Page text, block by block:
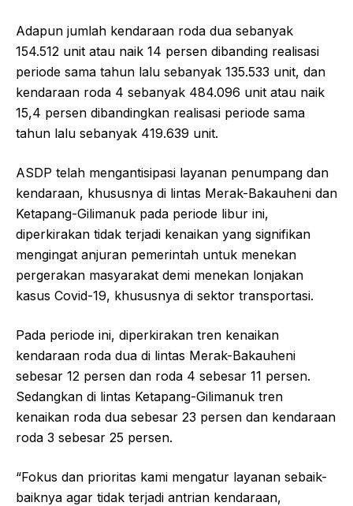
Adapun jumlah kendaraan roda dua sebanyak
154.512 unit atau naik 14 persen dibanding realisasi
periode sama tahun lalu sebanyak 135.533 unit, dan
kendaraan roda 4 sebanyak 484.096 unit atau naik
15,4 persen dibandingkan realisasi periode sama
tahun lalu sebanyak 419.639 unit.
ASDP telah mengantisipasi layanan penumpang dan
kendaraan, khususnya di lintas Merak-Bakauheni dan
Ketapang-Gilimanuk pada periode libur ini,
diperkirakan tidak terjadi kenaikan yang signifikan
mengingat anjuran pemerintah untuk menekan
pergerakan masyarakat demi menekan lonjakan
kasus Covid-19, khususnya di sektor transportasi.
Pada periode ini, diperkirakan tren kenaikan
kendaraan roda dua di lintas Merak-Bakauheni
sebesar 12 persen dan roda 4 sebesar 11 persen.
Sedangkan di lintas Ketapang-Gilimanuk tren
kenaikan roda dua sebesar 23 persen dan kendaraan
roda 3 sebesar 25 persen.
“Fokus dan prioritas kami mengatur layanan sebaik-
baiknya agar tidak terjadi antrian kendaraan,